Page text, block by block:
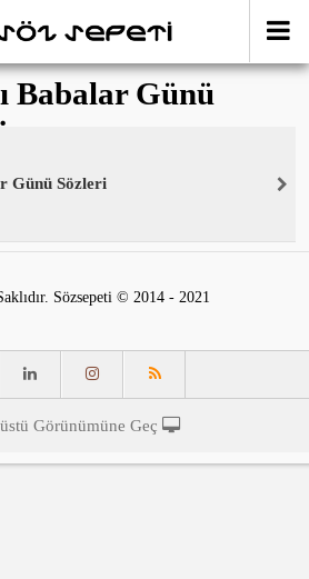
Babalar Günü
yazılar
Günü Sözleri
Sözsepeti © 2014 - 2021
Görünümüne Geç